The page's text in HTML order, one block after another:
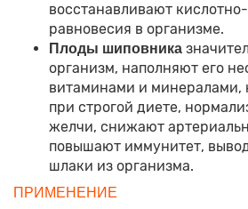
восстанавливают
равновесия в организме.
Плоды шиповника
организм, наполняют его
витаминами и минералами,
при строгой диете,
желчи, снижают
повышают иммунитет,
шлаки из организма.
ПРИМЕНЕНИЕ